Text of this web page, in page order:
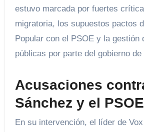
estuvo marcada por fuertes
migratoria, los supuestos pactos
Popular con el PSOE y la gestión
públicas por parte del gobierno de
Acusaciones
Sánchez y el PSOE
En su intervención, el líder de